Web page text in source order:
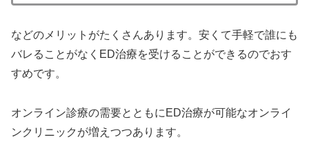
などのメリットがたくさんあります。安くて手軽で誰にも
バレることがなくED治療を受けることができるのでおす
すめです。
オンライン診療の需要とともにED治療が可能なオンライ
ンクリニックが増えつつあります。